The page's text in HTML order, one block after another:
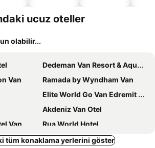
oteller
ucuz oteller
olabilir...
Dedeman Van Resort & Aquapark
Van
Ramada by Wyndham Van
Elite World Go Van Edremit Hotel
Akdeniz Van Otel
Van
Rua World Hotel
Van Hotel
tüm konaklama yerlerini göster